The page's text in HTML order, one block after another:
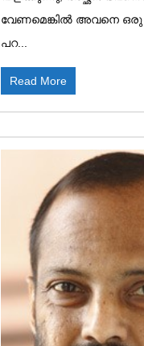
വേണമെങ്കിൽ അവനെ
പറ...
Read More